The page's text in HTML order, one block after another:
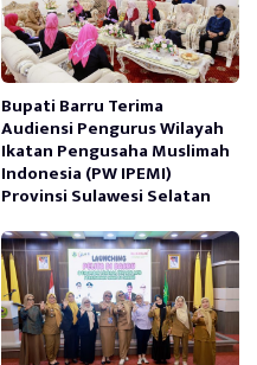
Bupati Barru Terima
Audiensi Pengurus Wilayah
Ikatan Pengusaha Muslimah
Indonesia (PW IPEMI)
Provinsi Sulawesi Selatan